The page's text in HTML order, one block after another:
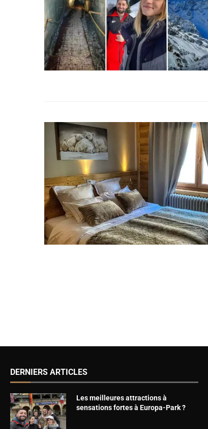
DERNIERS ARTICLES
Les meilleures attractions à
sensations fortes à Europa-Park ?